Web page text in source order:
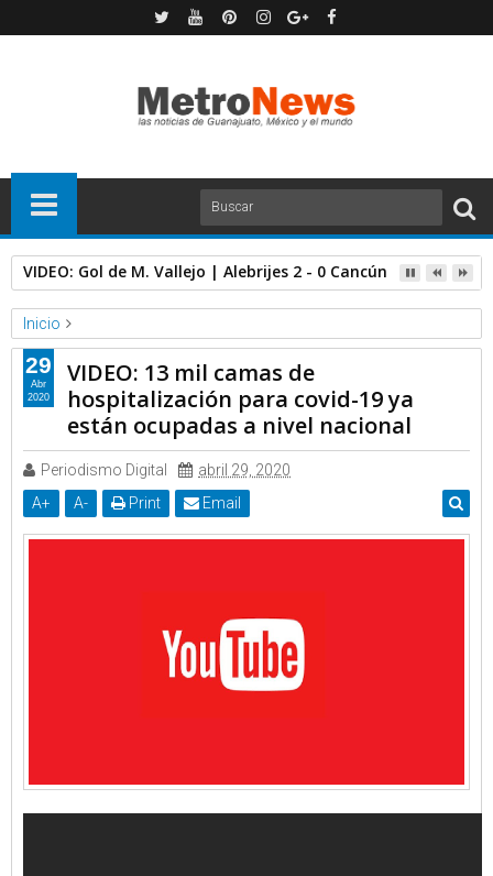
VIDEO: Gol de M. Vallejo | Alebrijes 2 - 0 Cancún | Jornada 1
Inicio
Milenio
Video
VIDEO: 13 mil camas de hospitalización para covid-19 ya están
ocupadas a nivel nacional
VIDEO: 13 mil camas de
hospitalización para covid-19 ya
están ocupadas a nivel nacional
Periodismo Digital
abril 29, 2020
A+ A- Print Email
29
Abr
2020